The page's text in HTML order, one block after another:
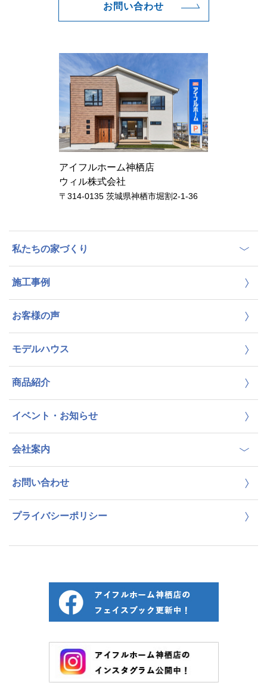
お問い合わせ
アイフルホーム神栖店
ウィル株式会社
〒314-0135 茨城県神栖市堀割2-1-36
私たちの家づくり
施工事例
お客様の声
モデルハウス
商品紹介
イベント・お知らせ
会社案内
お問い合わせ
プライバシーポリシー